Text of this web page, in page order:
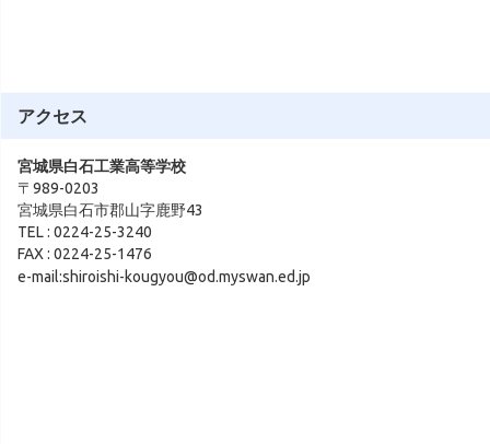
アクセス
宮城県白石工業高等学校
〒989-0203
宮城県白石市郡山字鹿野43
TEL : 0224-25-3240
FAX : 0224-25-1476
e-mail:shiroishi-kougyou@od.myswan.ed.jp